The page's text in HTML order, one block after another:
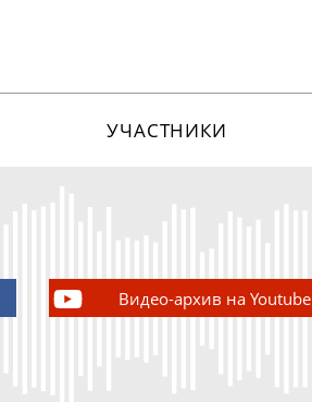
УЧАСТНИКИ
Видео-архив на Youtube